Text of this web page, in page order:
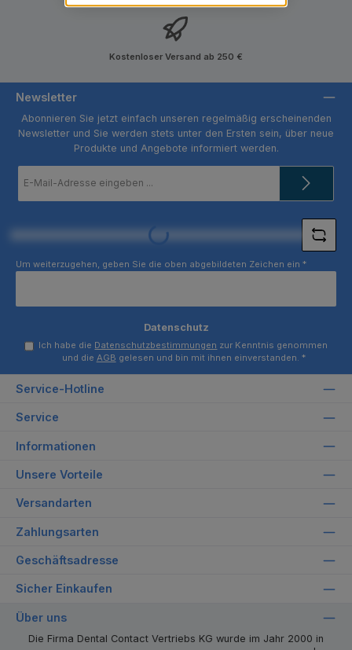
Kostenloser Versand ab 250 €
Newsletter
Abonnieren Sie jetzt einfach unseren regelmäßig erscheinenden
Newsletter und Sie werden stets unter den Ersten sein, über neue
Produkte und Angebote informiert werden.
Mail-
Loading...
Um weiterzugehen, geben Sie die oben abgebildeten Zeichen ein *
Datenschutz
Ich habe die Datenschutzbestimmungen zur Kenntnis genommen
und die AGB gelesen und bin mit ihnen einverstanden. *
Service-Hotline
Service
Informationen
Unsere Vorteile
Versandarten
Zahlungsarten
Geschäftsadresse
Sicher Einkaufen
Über uns
Die Firma Dental Contact Vertriebs KG wurde im Jahr 2000 in